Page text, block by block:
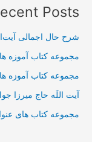
Posts
شرح حال اجمالی
مجموعه کتاب آموزه
مجموعه کتاب آموزه
آیت اللَه حاج میرزا
مجموعه کتاب های